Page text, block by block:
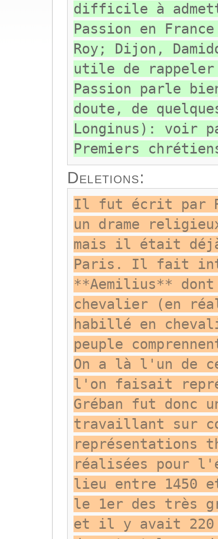
difficile à
Passion en
Roy; Dijon,
utile de
Passion parle
doute, de
Longinus): voir
Premiers
Deletions:
Il fut écrit par
un drame
mais il était
Paris. Il fait
**Aemilius**
chevalier (en
habillé en
peuple
On a là l'un de
l'on faisait
Gréban fut donc
travaillant sur
représentations
réalisées pour
lieu entre 1450
le 1er des très
et il y avait 220